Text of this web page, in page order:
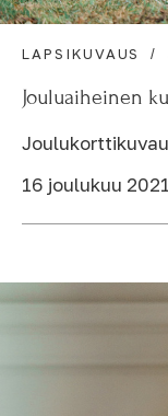
LAPSIKUVAUS
Jouluaiheinen
16 joulukuu 2021